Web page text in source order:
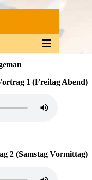
1 (Freitag Abend)
2 (Samstag Vormittag)